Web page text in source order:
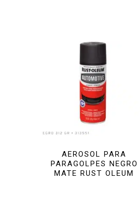
AEROSOL PARA
PARAGOLPES NEGRO
MATE RUST OLEUM